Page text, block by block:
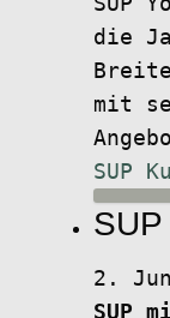
die
mit
SUP
2.
SUP